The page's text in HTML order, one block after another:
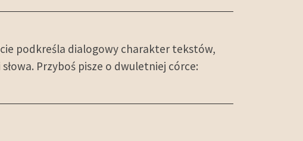
podkreśla dialogowy charakter tekstów,
Przyboś pisze o dwuletniej córce: